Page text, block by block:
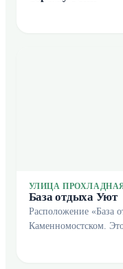
УЛИЦА
База отдыха Уют
Расположение «База
Каменномостском.